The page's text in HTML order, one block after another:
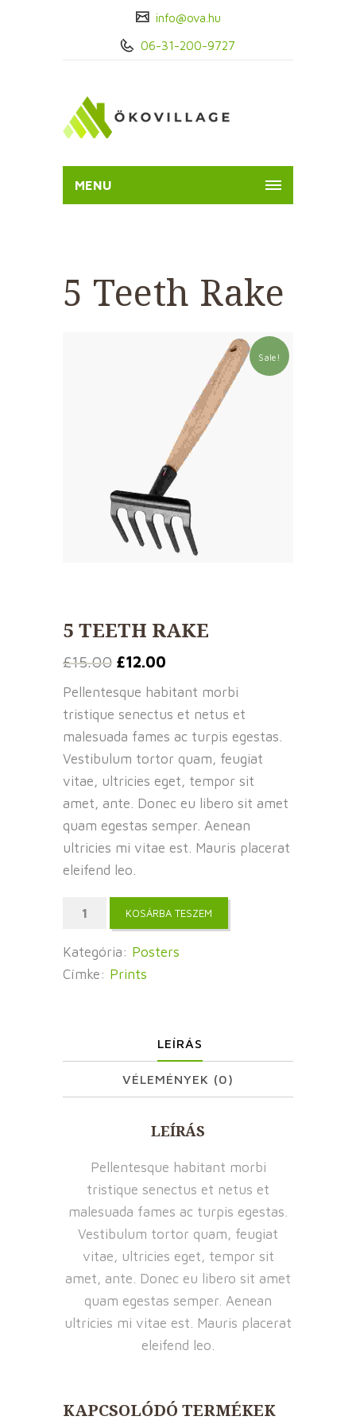
info@ova.hu
06-31-200-9727
MENU
5 Teeth Rake
Sale!
5 TEETH RAKE
£15.00 £12.00
Pellentesque habitant morbi
tristique senectus et netus et
malesuada fames ac turpis egestas.
Vestibulum tortor quam, feugiat
vitae, ultricies eget, tempor sit
amet, ante. Donec eu libero sit amet
quam egestas semper. Aenean
ultricies mi vitae est. Mauris placerat
eleifend leo.
Rake
mennyiség
KOSÁRBA TESZEM
Kategória: Posters
Címke: Prints
LEÍRÁS
VÉLEMÉNYEK (0)
LEÍRÁS
Pellentesque habitant morbi
tristique senectus et netus et
malesuada fames ac turpis egestas.
Vestibulum tortor quam, feugiat
vitae, ultricies eget, tempor sit
amet, ante. Donec eu libero sit amet
quam egestas semper. Aenean
ultricies mi vitae est. Mauris placerat
eleifend leo.
KAPCSOLÓDÓ TERMÉKEK